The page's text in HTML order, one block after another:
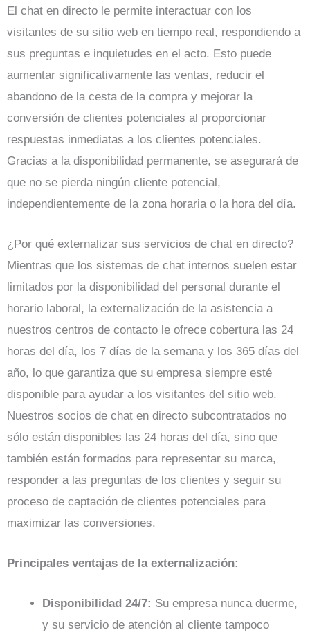
El chat en directo le permite interactuar con los
visitantes de su sitio web en tiempo real, respondiendo a
sus preguntas e inquietudes en el acto. Esto puede
aumentar significativamente las ventas, reducir el
abandono de la cesta de la compra y mejorar la
conversión de clientes potenciales al proporcionar
respuestas inmediatas a los clientes potenciales.
Gracias a la disponibilidad permanente, se asegurará de
que no se pierda ningún cliente potencial,
independientemente de la zona horaria o la hora del día.
¿Por qué externalizar sus servicios de chat en directo?
Mientras que los sistemas de chat internos suelen estar
limitados por la disponibilidad del personal durante el
horario laboral, la externalización de la asistencia a
nuestros centros de contacto le ofrece cobertura las 24
horas del día, los 7 días de la semana y los 365 días del
año, lo que garantiza que su empresa siempre esté
disponible para ayudar a los visitantes del sitio web.
Nuestros socios de chat en directo subcontratados no
sólo están disponibles las 24 horas del día, sino que
también están formados para representar su marca,
responder a las preguntas de los clientes y seguir su
proceso de captación de clientes potenciales para
maximizar las conversiones.
Principales ventajas de la externalización:
Disponibilidad 24/7: Su empresa nunca duerme,
y su servicio de atención al cliente tampoco